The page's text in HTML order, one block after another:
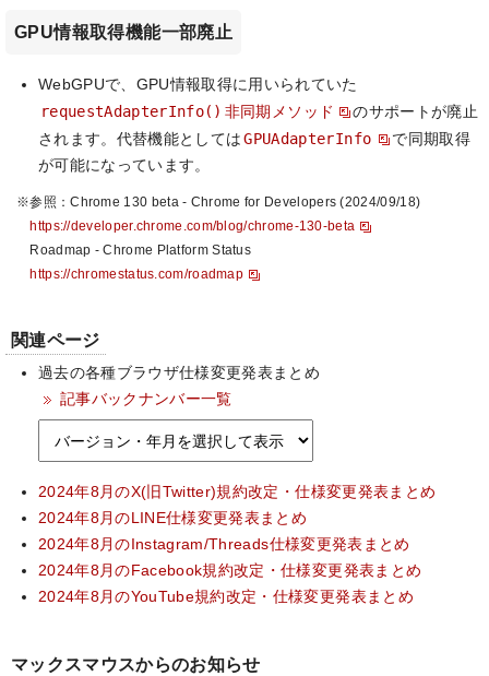
GPU情報取得機能一部廃止
WebGPUで、GPU情報取得に用いられていた
requestAdapterInfo() 非同期メソッド
のサポートが廃止
されます。代替機能としては GPUAdapterInfo
で同期取得
が可能になっています。
※参照：Chrome 130 beta - Chrome for Developers (2024/09/18)
https://developer.chrome.com/blog/chrome-130-beta
Roadmap - Chrome Platform Status
https://chromestatus.com/roadmap
関連ページ
過去の各種ブラウザ仕様変更発表まとめ
記事バックナンバー一覧
2024年8月のX(旧Twitter)規約改定・仕様変更発表まとめ
2024年8月のLINE仕様変更発表まとめ
2024年8月のInstagram/Threads仕様変更発表まとめ
2024年8月のFacebook規約改定・仕様変更発表まとめ
2024年8月のYouTube規約改定・仕様変更発表まとめ
マックスマウスからのお知らせ